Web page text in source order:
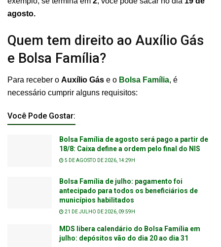
agosto.
Quem tem direito ao Auxílio Gás
e Bolsa Família?
Para receber o Auxílio Gás e o Bolsa Família, é
necessário cumprir alguns requisitos:
Você Pode Gostar:
Bolsa Família de agosto será pago a partir de
18/8: Caixa define a ordem pelo final do NIS
5 DE AGOSTO DE 2026, 14:29H
Bolsa Família de julho: pagamento foi
antecipado para todos os beneficiários de
municípios habilitados
21 DE JULHO DE 2026, 09:59H
MDS libera calendário do Bolsa Família em
julho: depósitos vão do dia 20 ao dia 31